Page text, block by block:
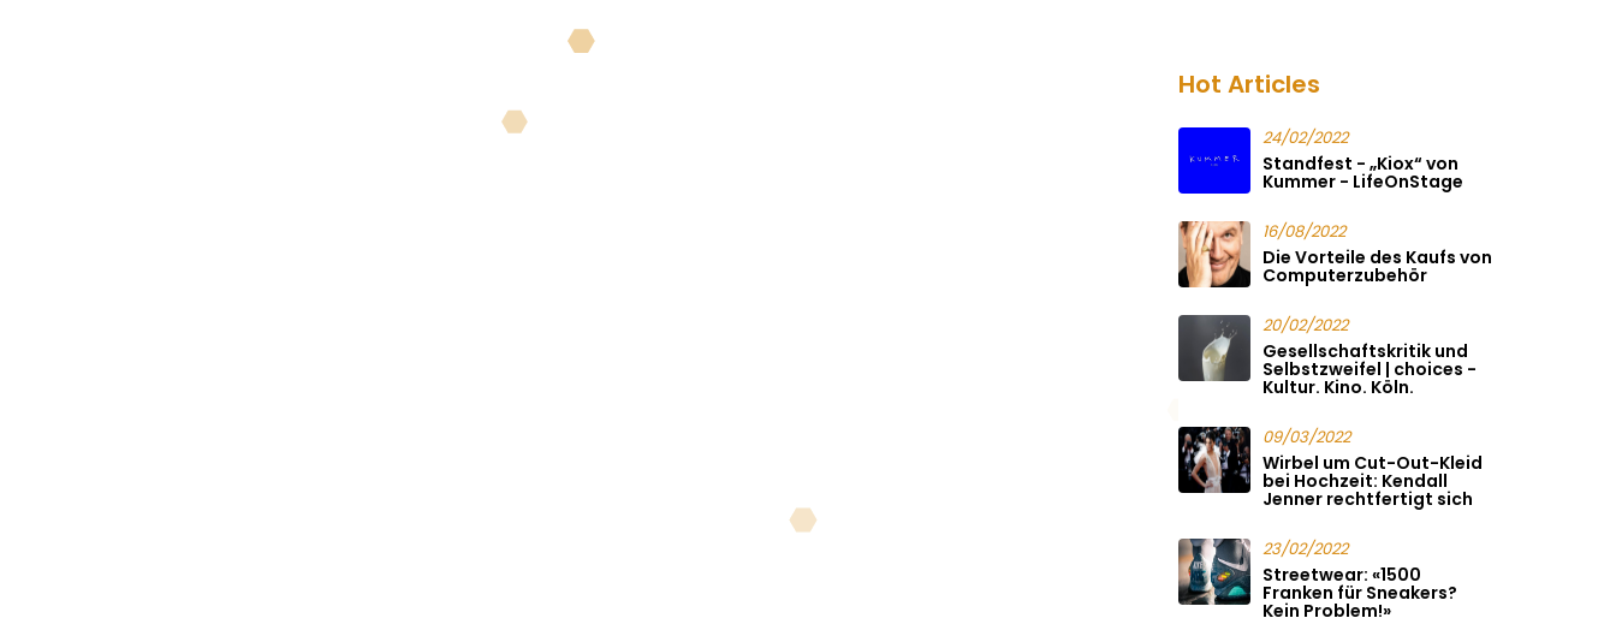
Hot Articles
24/02/2022
Standfest - „Kiox“ von
Kummer - LifeOnStage
16/08/2022
Die Vorteile des Kaufs von
Computerzubehör
20/02/2022
Gesellschaftskritik und
Selbstzweifel | choices -
Kultur. Kino. Köln.
09/03/2022
Wirbel um Cut-Out-Kleid
bei Hochzeit: Kendall
Jenner rechtfertigt sich
23/02/2022
Streetwear: «1500
Franken für Sneakers?
Kein Problem!»